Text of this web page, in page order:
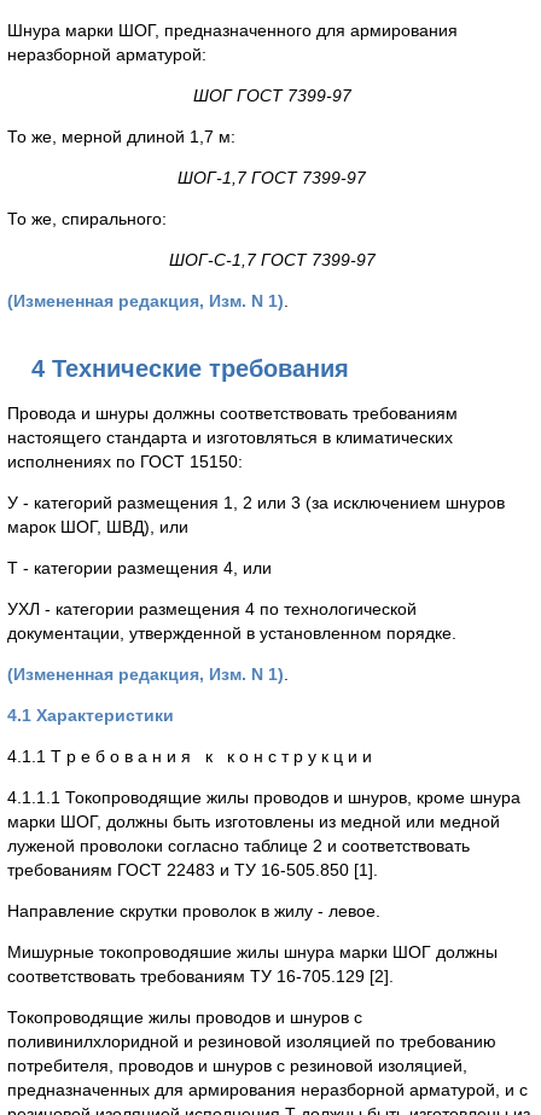
Шнура марки ШОГ, предназначенного для армирования
неразборной арматурой:
ШОГ ГОСТ 7399-97
То же, мерной длиной 1,7 м:
ШОГ-1,7 ГОСТ 7399-97
То же, спирального:
ШОГ-С-1,7 ГОСТ 7399-97
(Измененная редакция, Изм. N 1)
4 Технические требования
Провода и шнуры должны соответствовать требованиям
настоящего стандарта и изготовляться в климатических
исполнениях по ГОСТ 15150:
У - категорий размещения 1, 2 или 3 (за исключением шнуров
марок ШОГ, ШВД), или
Т - категории размещения 4, или
УХЛ - категории размещения 4 по технологической
документации, утвержденной в установленном порядке.
(Измененная редакция, Изм. N 1)
4.1 Характеристики
4.1.1 Т р е б о в а н и я к к о н с т р у к ц и и
4.1.1.1 Токопроводящие жилы проводов и шнуров, кроме шнура
марки ШОГ, должны быть изготовлены из медной или медной
луженой проволоки согласно таблице 2 и соответствовать
требованиям ГОСТ 22483 и ТУ 16-505.850 [1].
Направление скрутки проволок в жилу - левое.
Мишурные токопроводяшие жилы шнура марки ШОГ должны
соответствовать требованиям ТУ 16-705.129 [2].
Токопроводящие жилы проводов и шнуров с
поливинилхлоридной и резиновой изоляцией по требованию
потребителя, проводов и шнуров с резиновой изоляцией,
предназначенных для армирования неразборной арматурой, и с